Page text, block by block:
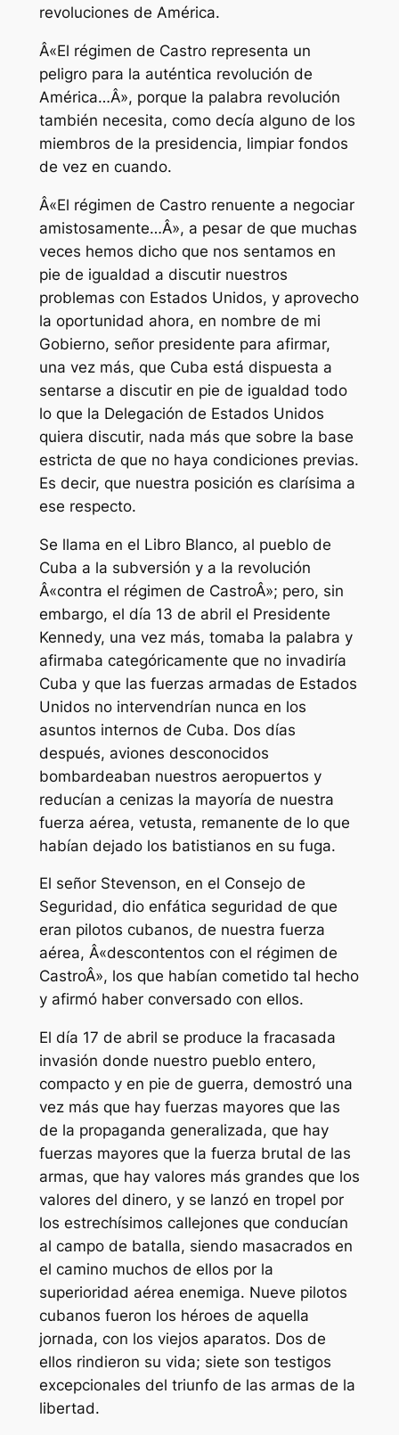
revoluciones de América.
Â«El régimen de Castro representa un
peligro para la auténtica revolución de
América…Â», porque la palabra revolución
también necesita, como decía alguno de los
miembros de la presidencia, limpiar fondos
de vez en cuando.
Â«El régimen de Castro renuente a negociar
amistosamente…Â», a pesar de que muchas
veces hemos dicho que nos sentamos en
pie de igualdad a discutir nuestros
problemas con Estados Unidos, y aprovecho
la oportunidad ahora, en nombre de mi
Gobierno, señor presidente para afirmar,
una vez más, que Cuba está dispuesta a
sentarse a discutir en pie de igualdad todo
lo que la Delegación de Estados Unidos
quiera discutir, nada más que sobre la base
estricta de que no haya condiciones previas.
Es decir, que nuestra posición es clarísima a
ese respecto.
Se llama en el Libro Blanco, al pueblo de
Cuba a la subversión y a la revolución
Â«contra el régimen de CastroÂ»; pero, sin
embargo, el día 13 de abril el Presidente
Kennedy, una vez más, tomaba la palabra y
afirmaba categóricamente que no invadiría
Cuba y que las fuerzas armadas de Estados
Unidos no intervendrían nunca en los
asuntos internos de Cuba. Dos días
después, aviones desconocidos
bombardeaban nuestros aeropuertos y
reducían a cenizas la mayoría de nuestra
fuerza aérea, vetusta, remanente de lo que
habían dejado los batistianos en su fuga.
El señor Stevenson, en el Consejo de
Seguridad, dio enfática seguridad de que
eran pilotos cubanos, de nuestra fuerza
aérea, Â«descontentos con el régimen de
CastroÂ», los que habían cometido tal hecho
y afirmó haber conversado con ellos.
El día 17 de abril se produce la fracasada
invasión donde nuestro pueblo entero,
compacto y en pie de guerra, demostró una
vez más que hay fuerzas mayores que las
de la propaganda generalizada, que hay
fuerzas mayores que la fuerza brutal de las
armas, que hay valores más grandes que los
valores del dinero, y se lanzó en tropel por
los estrechísimos callejones que conducían
al campo de batalla, siendo masacrados en
el camino muchos de ellos por la
superioridad aérea enemiga. Nueve pilotos
cubanos fueron los héroes de aquella
jornada, con los viejos aparatos. Dos de
ellos rindieron su vida; siete son testigos
excepcionales del triunfo de las armas de la
libertad.